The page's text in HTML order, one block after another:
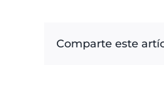
Comparte este